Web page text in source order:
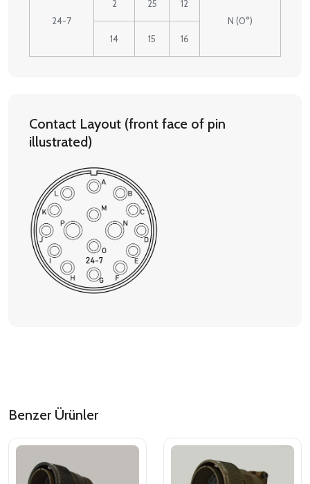
24-7
2 25
12
N (0°)
14
15 16
Contact Layout (front face of pin
illustrated)
Benzer Ürünler